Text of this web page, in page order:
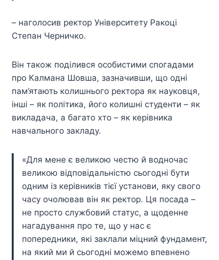
– наголосив ректор Університету Ракоці
Степан Черничко.
Він також поділився особистими спогадами
про Калмана Шовша, зазначивши, що одні
пам’ятають колишнього ректора як науковця,
інші – як політика, його колишні студенти – як
викладача, а багато хто – як керівника
навчального закладу.
«Для мене є великою честю й водночас
великою відповідальністю сьогодні бути
одним із керівників тієї установи, яку свого
часу очолював він як ректор. Ця посада –
не просто службовий статус, а щоденне
нагадування про те, що у нас є
попередники, які заклали міцний фундамент,
на який ми й сьогодні можемо впевнено